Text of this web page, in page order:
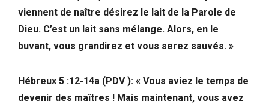
viennent de naître désirez le lait de la Parole de
Dieu. C’est un lait sans mélange. Alors, en le
buvant, vous grandirez et vous serez sauvés. »
Hébreux 5 :12-14a (PDV ): « Vous aviez le temps de
devenir des maîtres ! Mais maintenant, vous avez